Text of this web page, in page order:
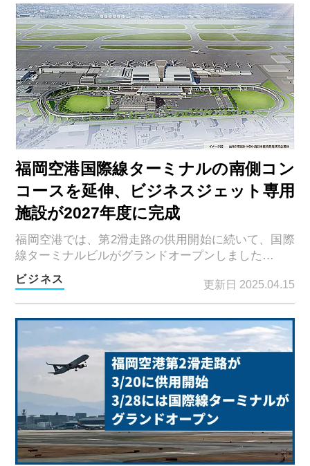
福岡空港国際線ターミナルの南側コン
コースを延伸、ビジネスジェット専用
施設が2027年度に完成
福岡空港では、第2滑走路の供用開始に続いて、国際
線ターミナルビルがグランドオープンしました…
ビジネス 更新日 2025.04.15